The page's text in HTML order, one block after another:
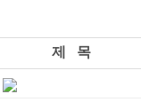
제 목